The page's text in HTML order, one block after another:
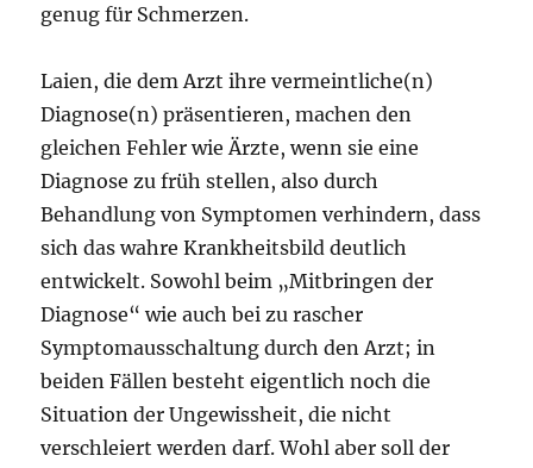
genug für Schmerzen.
Laien, die dem Arzt ihre vermeintliche(n)
Diagnose(n) präsentieren, machen den
gleichen Fehler wie Ärzte, wenn sie eine
Diagnose zu früh stellen, also durch
Behandlung von Symptomen verhindern, dass
sich das wahre Krankheitsbild deutlich
entwickelt. Sowohl beim „Mitbringen der
Diagnose“ wie auch bei zu rascher
Symptomausschaltung durch den Arzt; in
beiden Fällen besteht eigentlich noch die
Situation der Ungewissheit, die nicht
verschleiert werden darf. Wohl aber soll der